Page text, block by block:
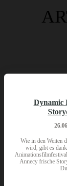
Dynamic
Wie in den Weiten
wird, gibt es
Annecy frische